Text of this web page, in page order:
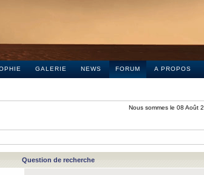
GALERIE NEWS FORUM A PROPOS
Nous sommes le 08 Août
Question de recherche